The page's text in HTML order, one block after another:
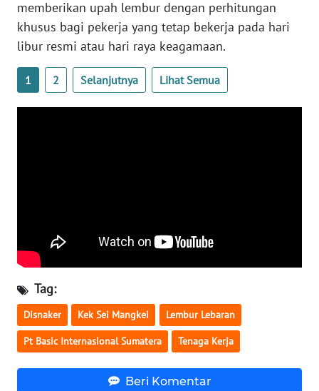
memberikan upah lembur dengan perhitungan
khusus bagi pekerja yang tetap bekerja pada hari
libur resmi atau hari raya keagamaan.
1 2 Selanjutnya Lihat Semua
Tag:
Disnaker Kek Sei Mangkei Lembur Lebaran
Pt Basic Internasional Sumatera Tenaga Kerja
Beri Komentar
KALTARA
WN
WN
WN
MALUKU